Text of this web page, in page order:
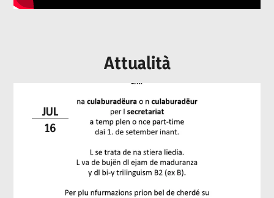
Attualità
JUL
16